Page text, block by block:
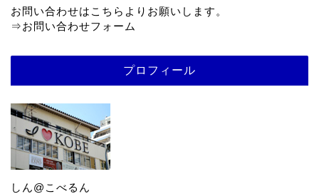
お問い合わせはこちらよりお願いします。
⇒お問い合わせフォーム
プロフィール
しん@こべるん